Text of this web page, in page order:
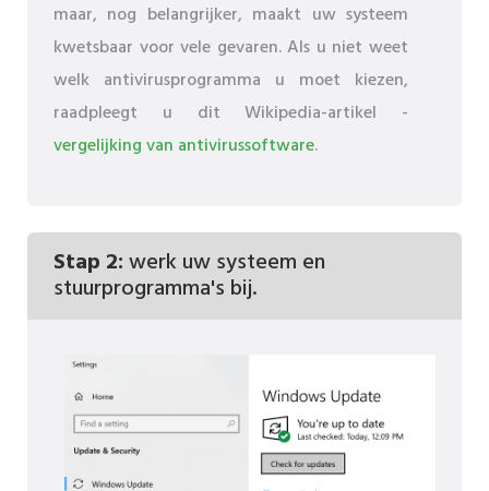
maar, nog belangrijker, maakt uw systeem
kwetsbaar voor vele gevaren. Als u niet weet
welk antivirusprogramma u moet kiezen,
raadpleegt u dit Wikipedia-artikel -
vergelijking van antivirussoftware.
Stap 2:werk uw systeem en
stuurprogramma's bij.